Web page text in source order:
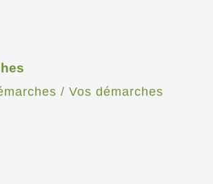
/ Vos démarches